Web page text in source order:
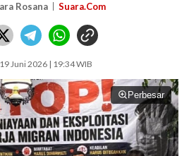
Rosana Suara.Com
Juni 2026 | 19:34 WIB
Perbesar